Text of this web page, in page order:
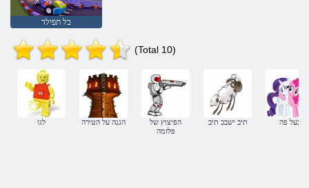
בל תפילד
(Total 10)
לגו הגנה על הטירה
הפיצוץ של
פלזמה
תיב ישבכ תיב בעל פה